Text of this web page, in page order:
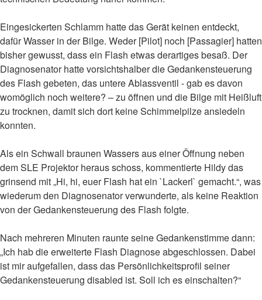
Eingesickerten Schlamm hatte das Gerät keinen entdeckt,
dafür Wasser in der Bilge. Weder [Pilot] noch [Passagier] hatten
bisher gewusst, dass ein Flash etwas derartiges besaß. Der
Diagnosenator hatte vorsichtshalber die Gedankensteuerung
des Flash gebeten, das untere Ablassventil - gab es davon
womöglich noch weitere? – zu öffnen und die Bilge mit Heißluft
zu trocknen, damit sich dort keine Schimmelpilze ansiedeln
konnten.
Als ein Schwall braunen Wassers aus einer Öffnung neben
dem SLE Projektor heraus schoss, kommentierte Hildy das
grinsend mit „Hi, hi, euer Flash hat ein `Lackerl` gemacht.“, was
wiederum den Diagnosenator verwunderte, als keine Reaktion
von der Gedankensteuerung des Flash folgte.
Nach mehreren Minuten raunte seine Gedankenstimme dann:
„Ich hab die erweiterte Flash Diagnose abgeschlossen. Dabei
ist mir aufgefallen, dass das Persönlichkeitsprofil seiner
Gedankensteuerung disabled ist. Soll ich es einschalten?“